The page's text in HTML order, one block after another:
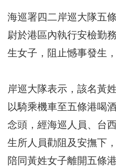
海巡署四二岸巡大隊五
尉於港區內執行安檢勤
生女子，阻止憾事發生
岸巡大隊表示，該名黃
以騎乘機車至五條港喝
念頭，經海巡人員、台
生所人員勸阻及安撫下
陪同黃姓女子離開五條